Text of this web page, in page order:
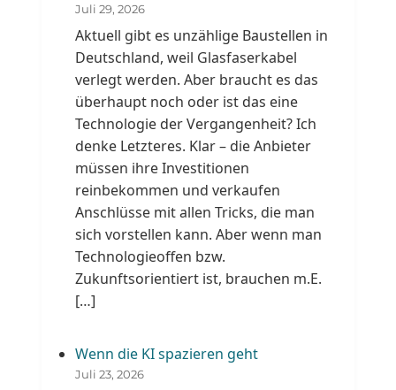
Juli 29, 2026
Aktuell gibt es unzählige Baustellen in
Deutschland, weil Glasfaserkabel
verlegt werden. Aber braucht es das
überhaupt noch oder ist das eine
Technologie der Vergangenheit? Ich
denke Letzteres. Klar – die Anbieter
müssen ihre Investitionen
reinbekommen und verkaufen
Anschlüsse mit allen Tricks, die man
sich vorstellen kann. Aber wenn man
Technologieoffen bzw.
Zukunftsorientiert ist, brauchen m.E.
[…]
Wenn die KI spazieren geht
Juli 23, 2026